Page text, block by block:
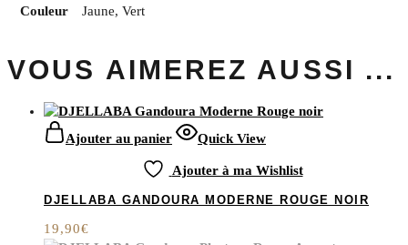
Couleur Jaune, Vert
VOUS AIMEREZ AUSSI ...
Ajouter au panier Quick View
Ajouter à ma Wishlist
DJELLABA GANDOURA MODERNE ROUGE NOIR
19,90€